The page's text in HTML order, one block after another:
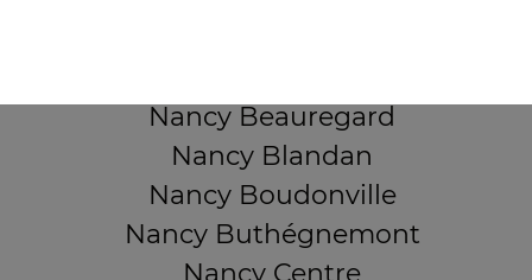
Nancy Beauregard
Nancy Blandan
Nancy Boudonville
Nancy Buthégnemont
Nancy Centre